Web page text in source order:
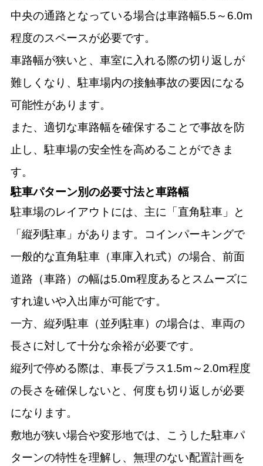
中央の通路となっている場合は車路幅5.5～6.0m
程度のスペースが必要です。
車路幅が狭いと、車室に入れる際の切り返しが
難しくなり、駐車場内の接触事故の要因になる
可能性があります。
また、適切な車路幅を確保することで事故を防
止し、駐車場の安全性を高めることができま
す。
駐車パターン別の必要寸法と車路幅
駐車場のレイアウトには、主に「直角駐車」と
「縦列駐車」があります。コインパーキングで
一般的な直角駐車（車庫入れ式）の場合、前面
道路（車路）の幅は5.0m程度あるとスムーズに
すれ違いや入出庫が可能です。
一方、縦列駐車（並列駐車）の場合は、車両の
長さに対して十分な余裕が必要です。
縦列で停める際は、車長プラス1.5m～2.0m程度
の長さを確保しないと、何度も切り返しが必要
になります。
敷地が狭い場合や変形地では、こうした駐車パ
ターンの特性を理解し、無理のない配置計画を